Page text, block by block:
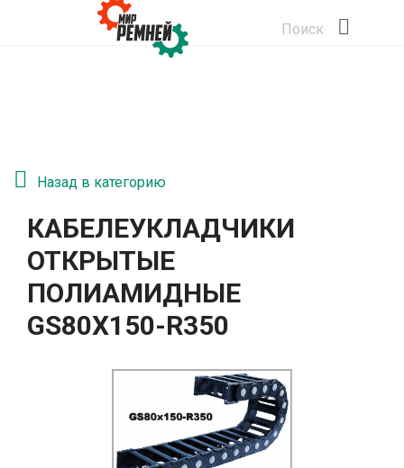
Поиск
Назад в категорию
КАБЕЛЕУКЛАДЧИКИ
ОТКРЫТЫЕ
ПОЛИАМИДНЫЕ
GS80Х150-R350